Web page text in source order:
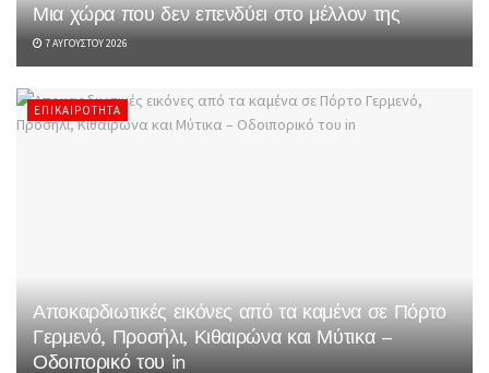
Μια χώρα που δεν επενδύει στο μέλλον της
7 ΑΥΓΟΎΣΤΟΥ 2026
ΕΠΙΚΑΙΡΌΤΗΤΑ
Αποκαρδιωτικές εικόνες από τα καμένα σε Πόρτο
Γερμενό, Προσήλι, Κιθαιρώνα και Μύτικα –
Οδοιπορικό του in